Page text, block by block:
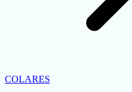
COLARES